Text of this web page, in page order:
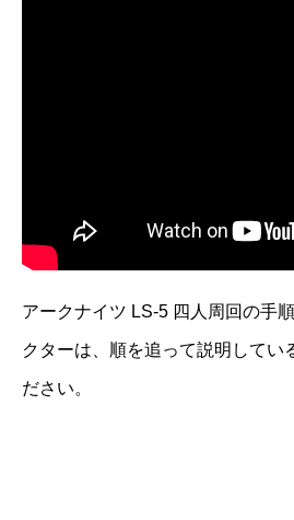
アークナイツ LS-5 四人周回の手
クターは、順を追って説明してい
ださい。